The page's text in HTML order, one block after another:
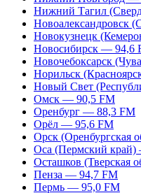
Нижний Тагил
Новоалександровск
Новокузнецк
Новосибирск — 94,6
Новочебоксарск
Норильск
Новый Свет
Омск — 90,5 FM
Оренбург — 88,3 FM
Орёл — 95,6 FM
Орск (Оренбургская
Оса (Пермский
Осташков (Тверская
Пенза — 94,7 FM
Пермь — 95,0 FM